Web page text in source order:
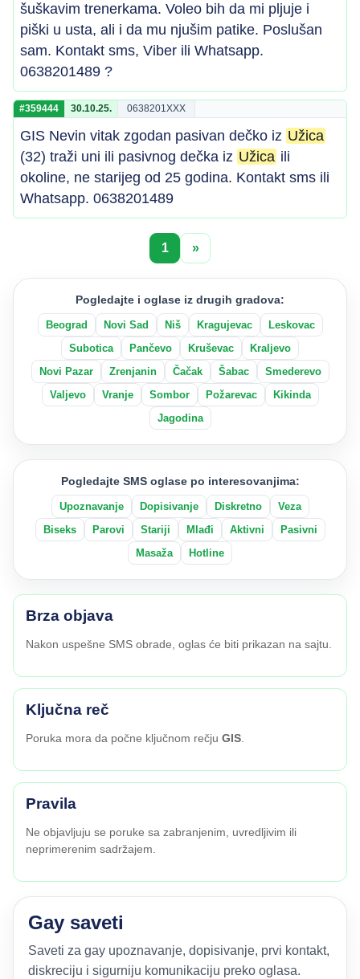
šuškavim trenerkama. Voleo bih da mi pljuje i
piški u usta, ali i da mu njušim patike. Poslušan
sam. Kontakt sms, Viber ili Whatsapp.
0638201489 ?
#359444 30.10.25. 0638201XXX
GIS Nevin vitak zgodan pasivan dečko iz Užica
(32) traži uni ili pasivnog dečka iz Užica ili
okoline, ne starijeg od 25 godina. Kontakt sms ili
Whatsapp. 0638201489
1 »
Pogledajte i oglase iz drugih gradova:
Beograd Novi Sad Niš Kragujevac
Leskovac
Subotica
Pančevo Kruševac
Kraljevo
Novi Pazar
Zrenjanin Čačak Šabac
Smederevo
Valjevo
Vranje Sombor Požarevac
Kikinda
Jagodina
Pogledajte SMS oglase po interesovanjima:
Upoznavanje Dopisivanje Diskretno
Veza
Biseks
Parovi Stariji Mlađi Aktivni
Pasivni
Masaža
Hotline
Brza objava
Nakon uspešne SMS obrade, oglas će biti prikazan na sajtu.
Ključna reč
Poruka mora da počne ključnom rečju GIS
Pravila
Ne objavljuju se poruke sa zabranjenim, uvredljivim ili
neprimerenim sadržajem.
Gay saveti
Saveti za gay upoznavanje, dopisivanje, prvi kontakt,
diskreciju i sigurniju komunikaciju preko oglasa.